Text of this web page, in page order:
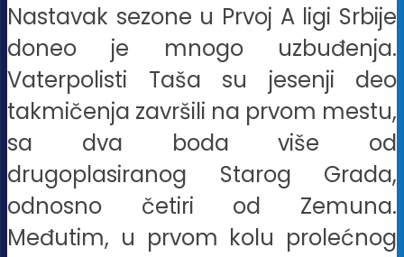
Nastavak sezone u Prvoj A ligi Srbije
doneo je mnogo uzbuđenja.
Vaterpolisti Taša su jesenji deo
takmičenja završili na prvom mestu,
sa dva boda više od
drugoplasiranog Starog Grada,
odnosno četiri od Zemuna.
Međutim, u prvom kolu prolećnog